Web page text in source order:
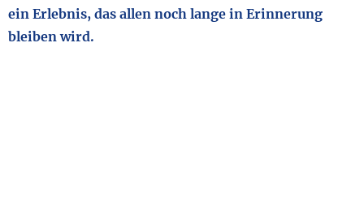
ein Erlebnis, das allen noch lange in Erinnerung
bleiben wird.